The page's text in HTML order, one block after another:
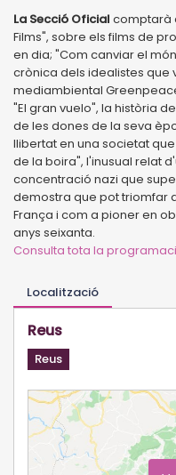
La Secció Oficial comptarà
Films", sobre els films de
en dia; "Com canviar el
crònica dels idealistes que
mediambiental
"El gran vuelo", la història
de les dones de la seva
llibertat en una societat
de la boira", l'inusual relat
concentració nazi que
demostra que pot triomfar
França i com a pioner en
anys seixanta.
Consulta tota la
Localització
Reus
Reus